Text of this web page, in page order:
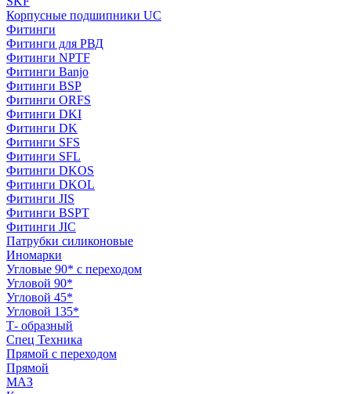
Корпусные подшипники UC
Фитинги
Фитинги для РВД
Фитинги NPTF
Фитинги Banjo
Фитинги BSP
Фитинги ORFS
Фитинги DKI
Фитинги DK
Фитинги SFS
Фитинги SFL
Фитинги DKOS
Фитинги DKOL
Фитинги JIS
Фитинги BSPT
Фитинги JIC
Патрубки силиконовые
Иномарки
Угловые 90* с переходом
Угловой 90*
Угловой 45*
Угловой 135*
Т- образный
Спец Техника
Прямой с переходом
Прямой
МАЗ